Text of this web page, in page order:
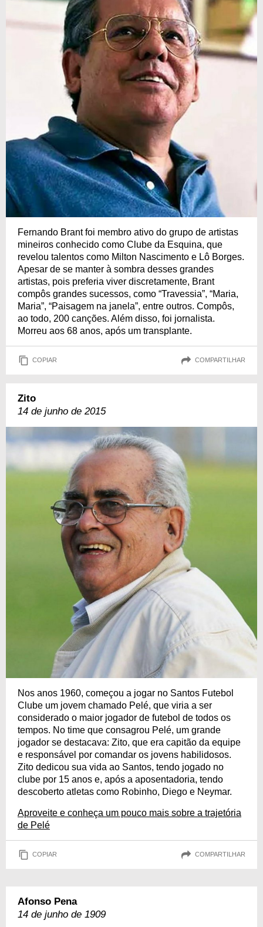
Fernando Brant foi membro ativo do grupo de artistas
mineiros conhecido como Clube da Esquina, que
revelou talentos como Milton Nascimento e Lô Borges.
Apesar de se manter à sombra desses grandes
artistas, pois preferia viver discretamente, Brant
compôs grandes sucessos, como “Travessia”, “Maria,
Maria”, “Paisagem na janela”, entre outros. Compôs,
ao todo, 200 canções. Além disso, foi jornalista.
Morreu aos 68 anos, após um transplante.
COPIAR COMPARTILHAR
Zito
14 de junho de 2015
Nos anos 1960, começou a jogar no Santos Futebol
Clube um jovem chamado Pelé, que viria a ser
considerado o maior jogador de futebol de todos os
tempos. No time que consagrou Pelé, um grande
jogador se destacava: Zito, que era capitão da equipe
e responsável por comandar os jovens habilidosos.
Zito dedicou sua vida ao Santos, tendo jogado no
clube por 15 anos e, após a aposentadoria, tendo
descoberto atletas como Robinho, Diego e Neymar.
Aproveite e conheça um pouco mais sobre a trajetória
de Pelé
COPIAR COMPARTILHAR
Afonso Pena
14 de junho de 1909